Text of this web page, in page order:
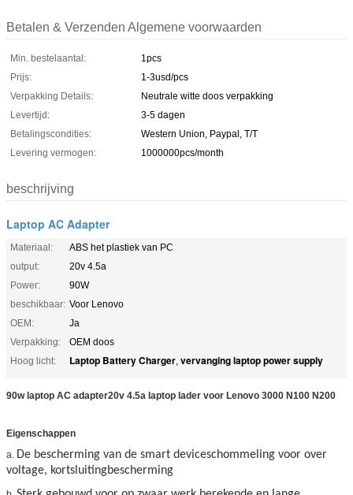
Betalen & Verzenden Algemene voorwaarden
Min. bestelaantal:
1pcs
Prijs:
1-3usd/pcs
Verpakking Details:
Neutrale witte doos verpakking
Levertijd:
3-5 dagen
Betalingscondities:
Western Union, Paypal, T/T
Levering vermogen:
1000000pcs/month
beschrijving
Laptop AC Adapter
Materiaal:
ABS het plastiek van PC
output:
20v 4.5a
Power:
90W
beschikbaar: Voor Lenovo
OEM:
Ja
Verpakking:
OEM doos
Hoog licht:
Laptop Battery Charger, vervanging laptop power supply
90w laptop AC adapter20v 4.5a laptop lader voor Lenovo 3000 N100 N200
Eigenschappen
a. De bescherming van de smart deviceschommeling voor over
voltage, kortsluitingbescherming